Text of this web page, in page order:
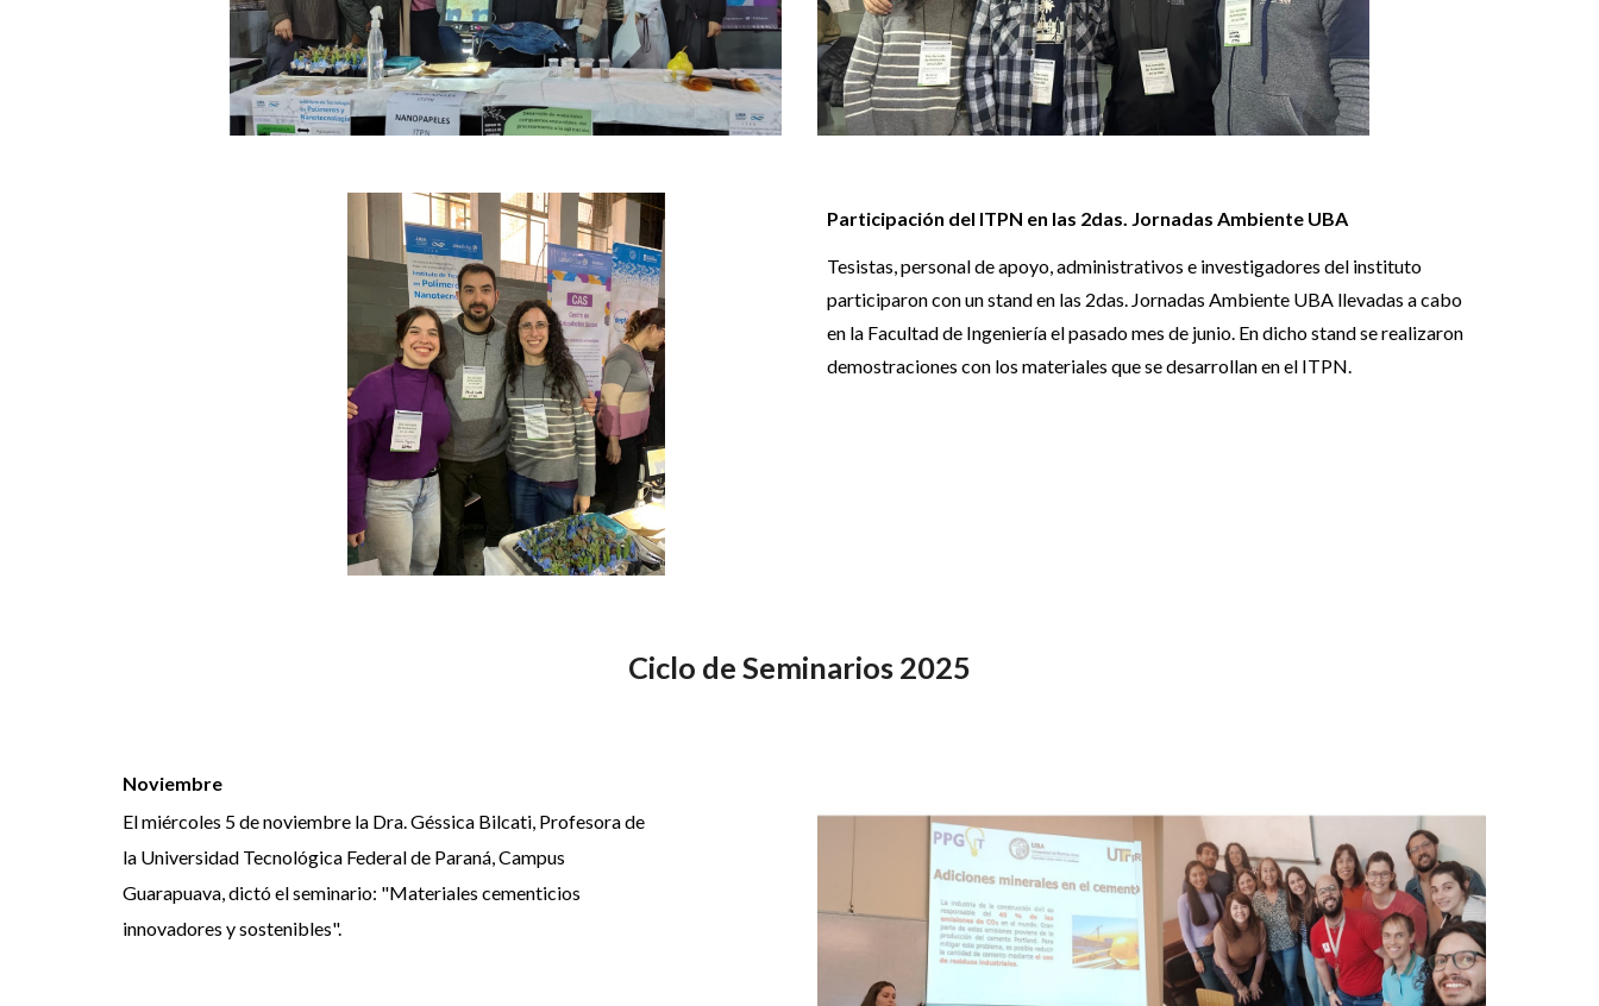
Participación del ITPN en las 2das. Jornadas Ambiente UBA
Tesistas, personal de apoyo, administrativos e investigadores del instituto
participaron con un stand en las 2das. Jornadas Ambiente UBA llevadas a cabo
en la Facultad de Ingeniería el pasado mes de junio. En dicho stand se realizaron
demostraciones con los materiales que se desarrollan en el ITPN.
Ciclo de Seminarios 2025
Noviembre
Elmiércoles 5 de noviembre la Dra. Géssica Bilcati, Profesora de
la Universidad Tecnológica Federal de Paraná, Campus
Guarapuava, dictó el seminario: "Materiales cementicios
innovadores y sostenibles".